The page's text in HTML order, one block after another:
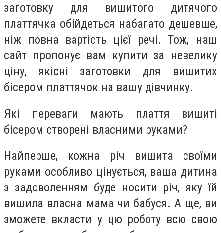
заготовку для вишитого дитячого
платтячка обійдеться набагато дешевше,
ніж повна вартість цієї речі. Тож, наш
сайт пропонує вам купити за невелику
ціну, якісні заготовки для вишитих
бісером платтячок на вашу дівчинку.
Які переваги мають плаття вишиті
бісером створені власними руками?
Найперше, кожна річ вишита своїми
руками особливо цінується, ваша дитина
з задоволенням буде носити річ, яку їй
вишила власна мама чи бабуся. А ще, ви
зможете вкласти у цю роботу всю свою